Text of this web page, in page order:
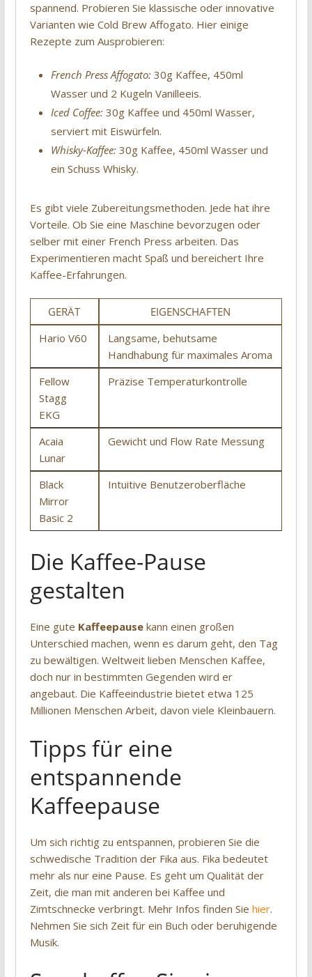
spannend. Probieren Sie klassische oder innovative
Varianten wie Cold Brew Affogato. Hier einige
Rezepte zum Ausprobieren:
French Press Affogato:30g Kaffee, 450ml
Wasser und 2 Kugeln Vanilleeis.
Iced Coffee:30g Kaffee und 450ml Wasser,
serviert mit Eiswürfeln.
Whisky-Kaffee:30g Kaffee, 450ml Wasser und
ein Schuss Whisky.
Es gibt viele Zubereitungsmethoden. Jede hat ihre
Vorteile. Ob Sie eine Maschine bevorzugen oder
selber mit einer French Press arbeiten. Das
Experimentieren macht Spaß und bereichert Ihre
Kaffee-Erfahrungen.
GERÄT
EIGENSCHAFTEN
Hario V60
Langsame, behutsame
Handhabung für maximales Aroma
Fellow
Stagg
EKG
Präzise Temperaturkontrolle
Acaia
Lunar
Gewicht und Flow Rate Messung
Black
Mirror
Basic 2
Intuitive Benutzeroberfläche
Die Kaffee-Pause
gestalten
Eine gute Kaffeepausekann einen großen
Unterschied machen, wenn es darum geht, den Tag
zu bewältigen. Weltweit lieben Menschen Kaffee,
doch nur in bestimmten Gegenden wird er
angebaut. Die Kaffeeindustrie bietet etwa 125
Millionen Menschen Arbeit, davon viele Kleinbauern.
Tipps für eine
entspannende
Kaffeepause
Um sich richtig zu entspannen, probieren Sie die
schwedische Tradition der Fika aus. Fika bedeutet
mehr als nur eine Pause. Es geht um Qualität der
Zeit, die man mit anderen bei Kaffee und
Zimtschnecke verbringt. Mehr Infos finden Sie hier.
Nehmen Sie sich Zeit für ein Buch oder beruhigende
Musik.